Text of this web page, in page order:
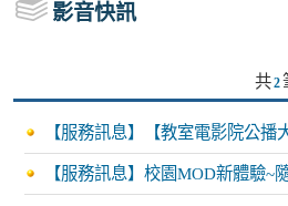
影音快訊
共2
【服務訊息】【教室電影院公
【服務訊息】校園MOD新體驗~